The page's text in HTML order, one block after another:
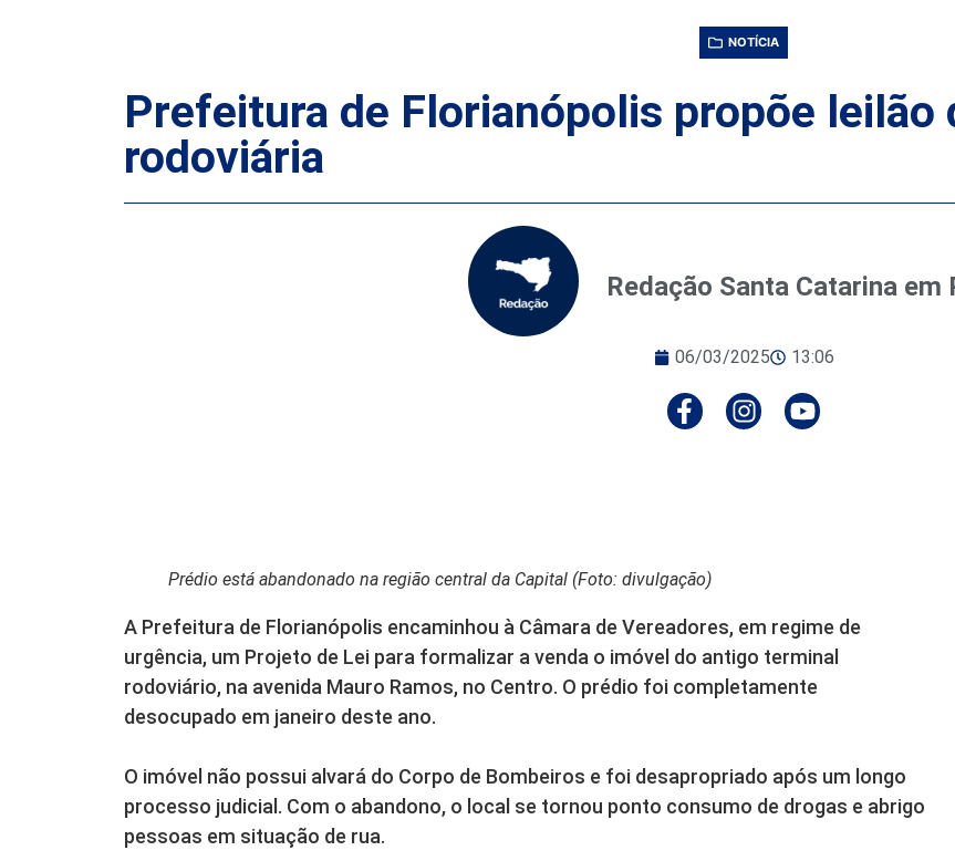
NOTÍCIA
Prefeitura de Florianópolis propõe leilão
rodoviária
Redação Santa Catarina em
06/03/2025 13:06
Prédio está abandonado na região central da Capital (Foto: divulgação)
A Prefeitura de Florianópolis encaminhou à Câmara de Vereadores, em regime de
urgência, um Projeto de Lei para formalizar a venda o imóvel do antigo terminal
rodoviário, na avenida Mauro Ramos, no Centro. O prédio foi completamente
desocupado em janeiro deste ano.
O imóvel não possui alvará do Corpo de Bombeiros e foi desapropriado após um longo
processo judicial. Com o abandono, o local se tornou ponto consumo de drogas e abrigo
pessoas em situação de rua.